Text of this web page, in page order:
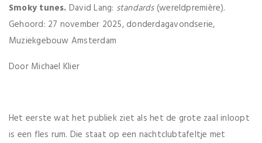
Smoky tunes. David Lang: standards(wereldpremière).
Gehoord: 27 november 2025, donderdagavondserie,
Muziekgebouw Amsterdam
Door Michael Klier
Het eerste wat het publiek ziet als het de grote zaal inloopt
is een fles rum. Die staat op een nachtclubtafeltje met